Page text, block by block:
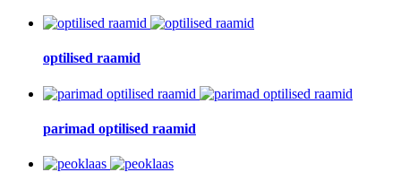
optilised raamid
parimad optilised raamid